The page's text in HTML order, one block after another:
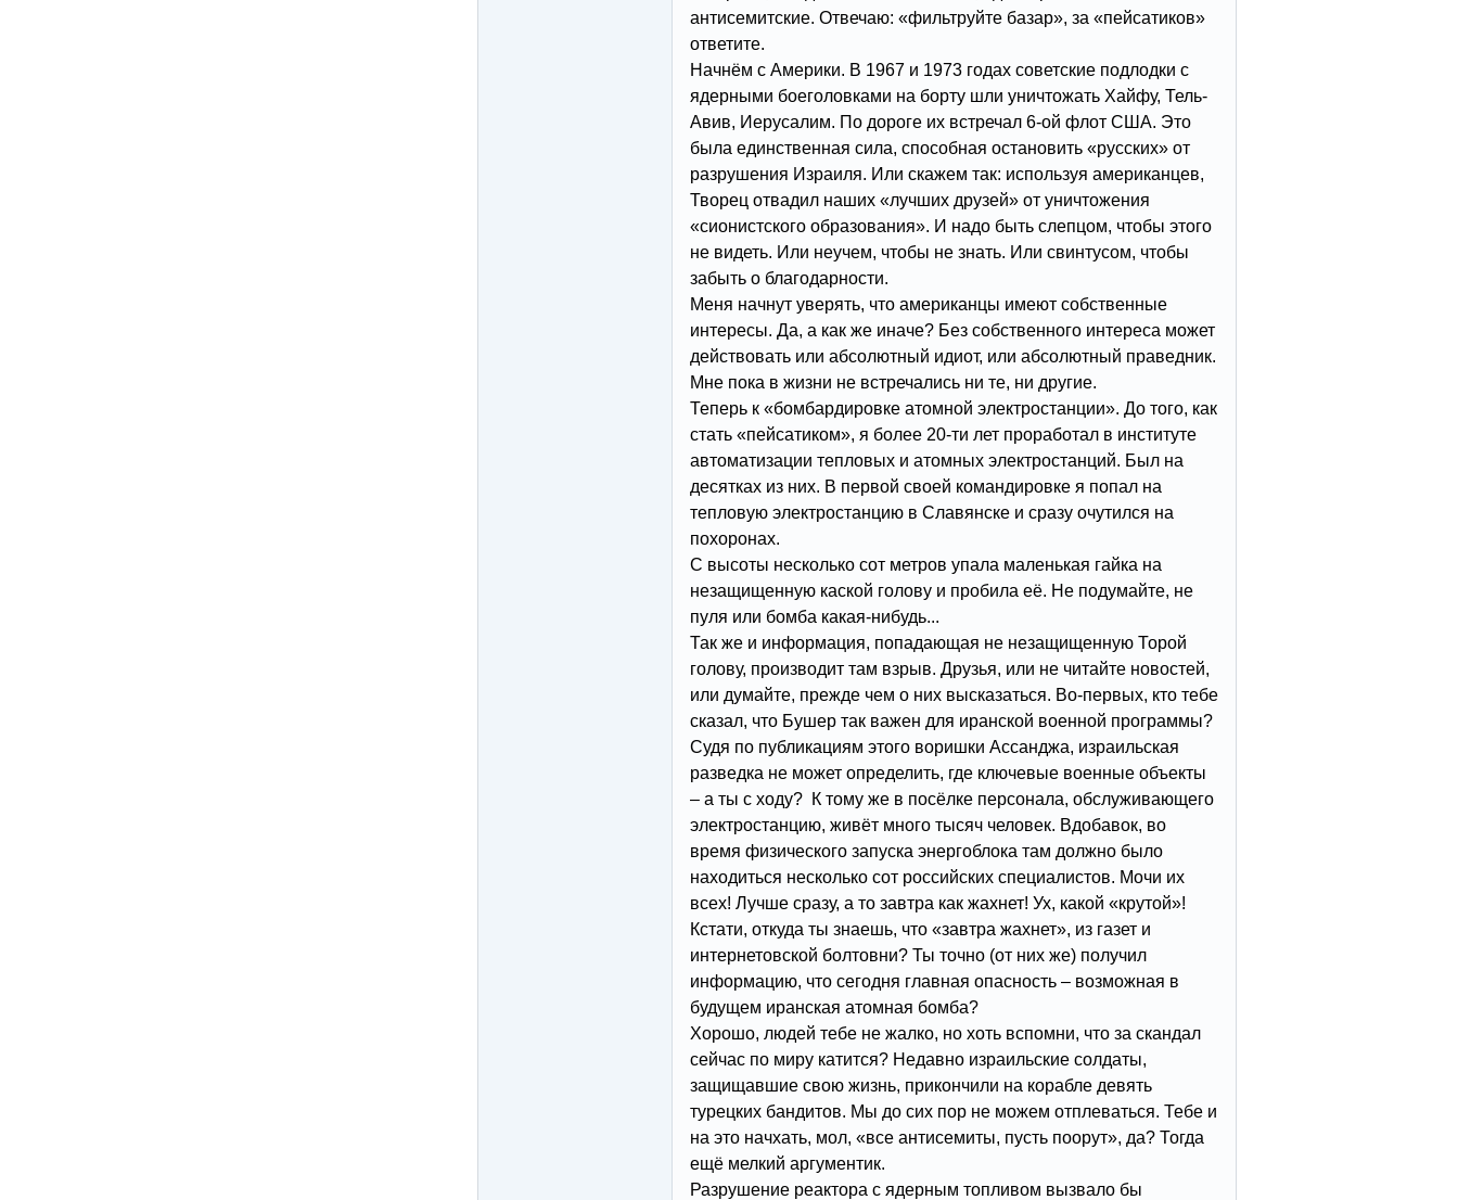
антисемитские. Отвечаю: «фильтруйте базар», за «пейсатиков»
ответите.
Начнём с Америки. В 1967 и 1973 годах советские подлодки с
ядерными боеголовками на борту шли уничтожать Хайфу, Тель-
Авив, Иерусалим. По дороге их встречал 6-ой флот США. Это
была единственная сила, способная остановить «русских» от
разрушения Израиля. Или скажем так: используя американцев,
Творец отвадил наших «лучших друзей» от уничтожения
«сионистского образования». И надо быть слепцом, чтобы этого
не видеть. Или неучем, чтобы не знать. Или свинтусом, чтобы
забыть о благодарности.
Меня начнут уверять, что американцы имеют собственные
интересы. Да, а как же иначе? Без собственного интереса может
действовать или абсолютный идиот, или абсолютный праведник.
Мне пока в жизни не встречались ни те, ни другие.
Теперь к «бомбардировке атомной электростанции». До того, как
стать «пейсатиком», я более 20-ти лет проработал в институте
автоматизации тепловых и атомных электростанций. Был на
десятках из них. В первой своей командировке я попал на
тепловую электростанцию в Славянске и сразу очутился на
похоронах.
С высоты несколько сот метров упала маленькая гайка на
незащищенную каской голову и пробила её. Не подумайте, не
пуля или бомба какая-нибудь...
Так же и информация, попадающая не незащищенную Торой
голову, производит там взрыв. Друзья, или не читайте новостей,
или думайте, прежде чем о них высказаться. Во-первых, кто тебе
сказал, что Бушер так важен для иранской военной программы?
Судя по публикациям этого воришки Ассанджа, израильская
разведка не может определить, где ключевые военные объекты
– а ты с ходу? К тому же в посёлке персонала, обслуживающего
электростанцию, живёт много тысяч человек. Вдобавок, во
время физического запуска энергоблока там должно было
находиться несколько сот российских специалистов. Мочи их
всех! Лучше сразу, а то завтра как жахнет! Ух, какой «крутой»!
Кстати, откуда ты знаешь, что «завтра жахнет», из газет и
интернетовской болтовни? Ты точно (от них же) получил
информацию, что сегодня главная опасность – возможная в
будущем иранская атомная бомба?
Хорошо, людей тебе не жалко, но хоть вспомни, что за скандал
сейчас по миру катится? Недавно израильские солдаты,
защищавшие свою жизнь, прикончили на корабле девять
турецких бандитов. Мы до сих пор не можем отплеваться. Тебе и
на это начхать, мол, «все антисемиты, пусть поорут», да? Тогда
ещё мелкий аргументик.
Разрушение реактора с ядерным топливом вызвало бы